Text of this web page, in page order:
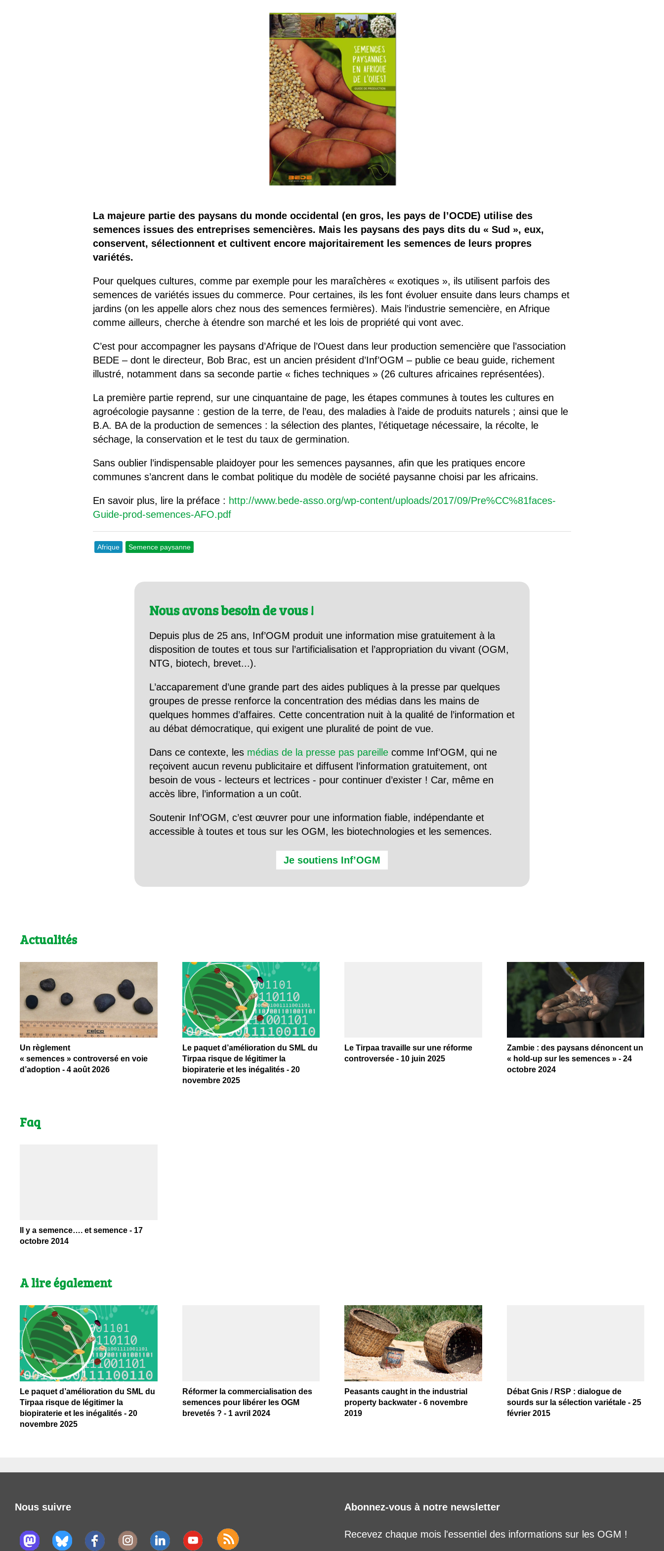
Il y a semence…. et semence
Quels sont les avantages et les inconvénients des OGM ?
La majeure partie des paysans du monde occidental (en gros, les pays de l’OCDE) utilise des
semences issues des entreprises semencières. Mais les paysans des pays dits du « Sud », eux,
conservent, sélectionnent et cultivent encore majoritairement les semences de leurs propres
variétés.
Pour quelques cultures, comme par exemple pour les maraîchères « exotiques », ils utilisent parfois des
semences de variétés issues du commerce. Pour certaines, ils les font évoluer ensuite dans leurs champs et
jardins (on les appelle alors chez nous des semences fermières). Mais l’industrie semencière, en Afrique
comme ailleurs, cherche à étendre son marché et les lois de propriété qui vont avec.
C’est pour accompagner les paysans d’Afrique de l’Ouest dans leur production semencière que l’association
BEDE – dont le directeur, Bob Brac, est un ancien président d’Inf’OGM – publie ce beau guide, richement
illustré, notamment dans sa seconde partie « fiches techniques » (26 cultures africaines représentées).
La première partie reprend, sur une cinquantaine de page, les étapes communes à toutes les cultures en
agroécologie paysanne : gestion de la terre, de l’eau, des maladies à l’aide de produits naturels ; ainsi que le
B.A. BA de la production de semences : la sélection des plantes, l’étiquetage nécessaire, la récolte, le
séchage, la conservation et le test du taux de germination.
Sans oublier l’indispensable plaidoyer pour les semences paysannes, afin que les pratiques encore
communes s’ancrent dans le combat politique du modèle de société paysanne choisi par les africains.
En savoir plus, lire la préface : http://www.bede-asso.org/wp-content/uploads/2017/09/Pre%CC%81faces-
Guide-prod-semences-AFO.pdf
Afrique Semence paysanne
Nous avons besoin de vous !
Depuis plus de 25 ans, Inf’OGM produit une information mise gratuitement à la
disposition de toutes et tous sur l’artificialisation et l’appropriation du vivant (OGM,
NTG, biotech, brevet...).
L’accaparement d’une grande part des aides publiques à la presse par quelques
groupes de presse renforce la concentration des médias dans les mains de
quelques hommes d’affaires. Cette concentration nuit à la qualité de l’information et
au débat démocratique, qui exigent une pluralité de point de vue.
Dans ce contexte, les médias de la presse pas pareille comme Inf’OGM, qui ne
reçoivent aucun revenu publicitaire et diffusent l’information gratuitement, ont
besoin de vous - lecteurs et lectrices - pour continuer d’exister ! Car, même en
accès libre, l’information a un coût.
Soutenir Inf’OGM, c’est œuvrer pour une information fiable, indépendante et
accessible à toutes et tous sur les OGM, les biotechnologies et les semences.
Je soutiens Inf’OGM
Actualités
Un règlement
« semences » controversé en voie
d’adoption - 4 août 2026
Le paquet d’amélioration du SML du
Tirpaa risque de légitimer la
biopiraterie et les inégalités - 20
novembre 2025
Le Tirpaa travaille sur une réforme
controversée - 10 juin 2025
Zambie : des paysans dénoncent un
« hold-up sur les semences » - 24
octobre 2024
Faq
Il y a semence…. et semence - 17
octobre 2014
A lire également
Le paquet d’amélioration du SML du
Tirpaa risque de légitimer la
biopiraterie et les inégalités - 20
novembre 2025
Réformer la commercialisation des
semences pour libérer les OGM
brevetés ? - 1 avril 2024
Peasants caught in the industrial
property backwater - 6 novembre
2019
Débat Gnis / RSP : dialogue de
sourds sur la sélection variétale - 25
février 2015
Nous suivre Abonnez-vous à notre newsletter
Recevez chaque mois l'essentiel des informations sur les OGM !